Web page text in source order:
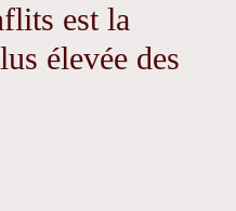
est la
élevée des